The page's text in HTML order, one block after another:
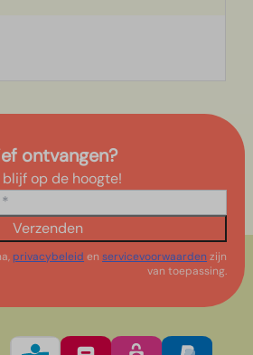
ontvangen?
op de hoogte!
Verzenden
privacybeleid enservicevoorwaarden zijn
van toepassing.